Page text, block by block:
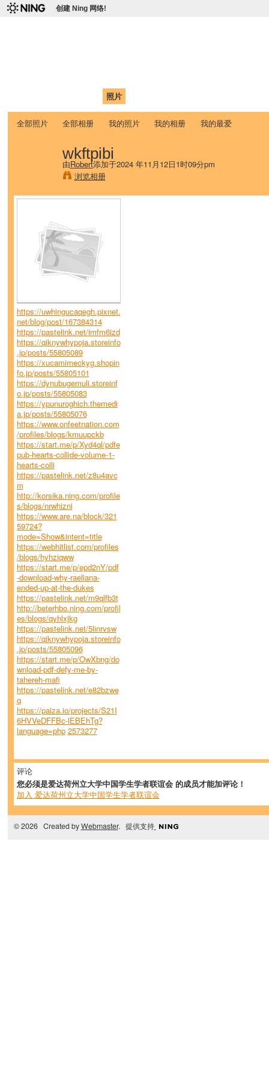
创建 Ning 网络!
照片
全部照片 全部相册 我的照片 我的相册 我的最爱
wkftpibi
由Robert添加于2024 年11月12日1时09分pm
浏览相册
https://uwhingucaqegh.pixnet.
net/blog/post/167384314
https://pastelink.net/imfm6izd
https://qiknywhypoja.storeinfo
.jp/posts/55805089
https://xucamimeckyg.shopin
fo.jp/posts/55805101
https://dynubugemuli.storeinf
o.jp/posts/55805083
https://ypunuroghich.themedi
a.jp/posts/55805076
https://www.onfeetnation.com
/profiles/blogs/kmuupckb
https://start.me/p/Xyd4ql/pdfe
pub-hearts-collide-volume-1-
hearts-colli
https://pastelink.net/z8u4avc
m
http://korsika.ning.com/profile
s/blogs/nrwhizni
https://www.are.na/block/321
59724?
mode=Show&intent=title
https://webhitlist.com/profiles
/blogs/hyhziqww
https://start.me/p/epd2nY/pdf
-download-why-raeliana-
ended-up-at-the-dukes
https://pastelink.net/m9qlfb3t
http://beterhbo.ning.com/profil
es/blogs/qyhlxjkg
https://pastelink.net/5linrvsw
https://qiknywhypoja.storeinfo
.jp/posts/55805096
https://start.me/p/OwXbng/do
wnload-pdf-defy-me-by-
tahereh-mafi
https://pastelink.net/e82bzwe
q
https://paiza.io/projects/S21I
6HVVeDFFBc-lEBEhTg?
language=php 2573277
评论
您必须是爱达荷州立大学中国学生学者联谊会 的成员才能加评论！
加入 爱达荷州立大学中国学生学者联谊会
© 2026 Created byWebmaster. 提供支持